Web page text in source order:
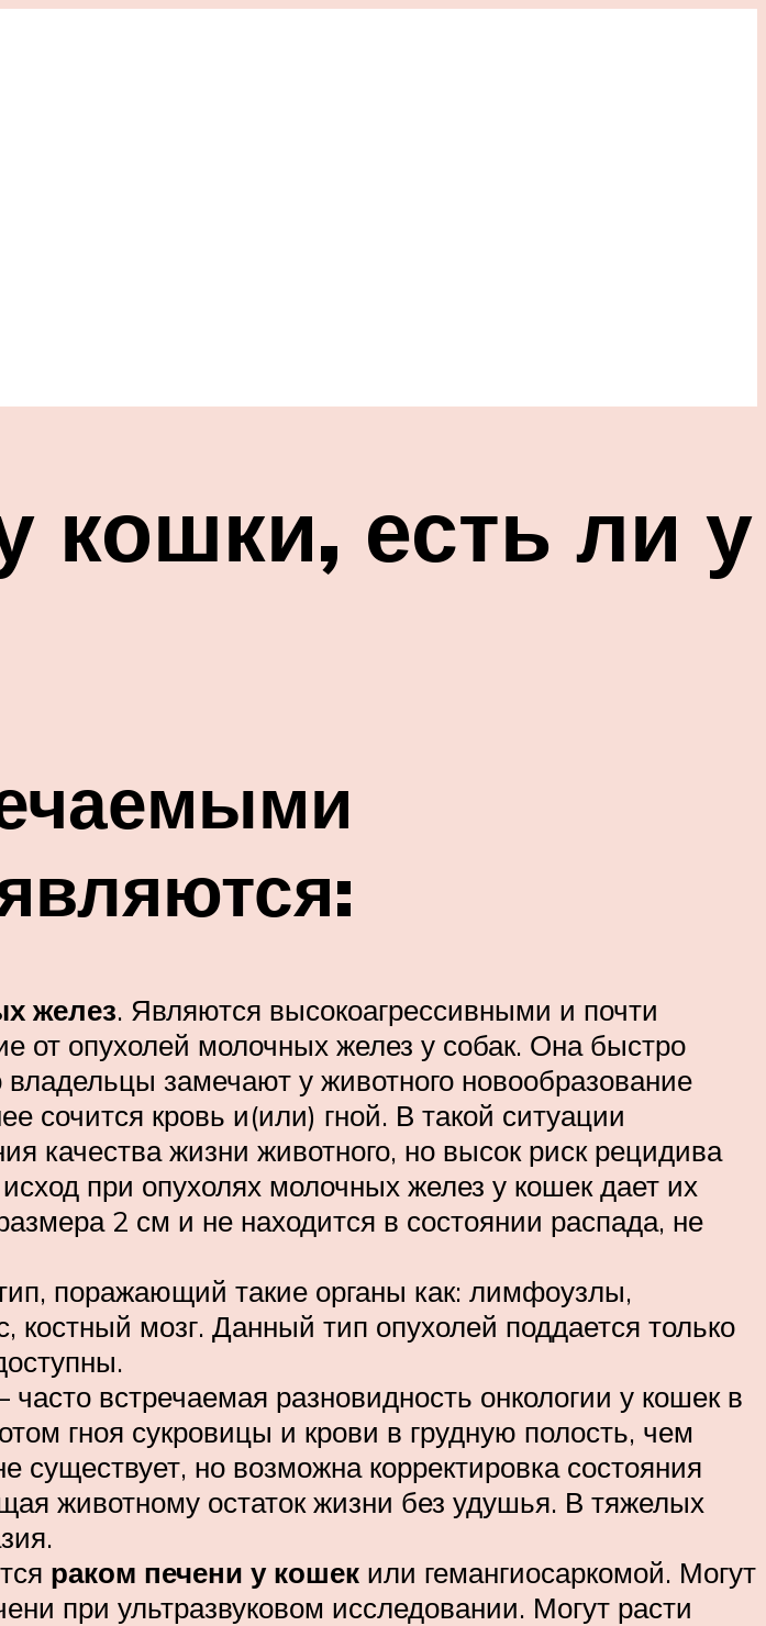
кошки, есть ли у
желез. Являются высокоагрессивными и почти
от опухолей молочных желез у собак. Она быстро
замечают у животного новообразование
сочится кровь и(или) гной. В такой ситуации
качества жизни животного, но высок риск рецидива
при опухолях молочных желез у кошек дает их
2 см и не находится в состоянии распада, не
поражающий такие органы как: лимфоузлы,
костный мозг. Данный тип опухолей поддается только
часто встречаемая разновидность онкологии у кошек в
гноя сукровицы и крови в грудную полость, чем
но возможна корректировка состояния
животному остаток жизни без удушья. В тяжелых
раком печени у кошек или гемангиосаркомой. Могут
при ультразвуковом исследовании. Могут расти